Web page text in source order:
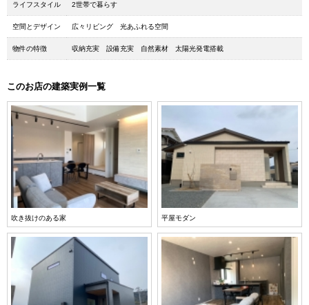
ライフスタイル 2世帯で暮らす
空間とデザイン 広々リビング 光あふれる空間
物件の特徴 収納充実 設備充実 自然素材 太陽光発電搭載
このお店の建築実例一覧
吹き抜けのある家 平屋モダン